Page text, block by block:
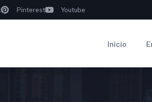
Pinterest Youtube
Inicio